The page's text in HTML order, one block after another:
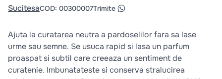
5. burger
6. coaste
7. aripi
8. ceafa
SucitesaCOD: 00300007Trimite
Ajuta la curatarea neutra a pardoselilor fara sa lase
urme sau semne. Se usuca rapid si lasa un parfum
proaspat si subtil care creeaza un sentiment de
curatenie. Imbunatateste si conserva stralucirea